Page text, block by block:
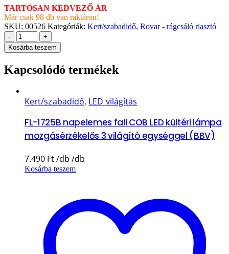
TARTÓSAN KEDVEZŐ ÁR
Már csak 98 db van raktáron!
SKU: 00526 Kategóriák: Kert/szabadidő, Rovar - rágcsáló riasztó
-
+
Kosárba teszem
Kapcsolódó termékek
Kert/szabadidő, LED világítás
FL-1725B napelemes fali COB LED kültéri lámpa
mozgásérzékelős 3 világító egységgel (BBV)
7.490 Ft
Kosárba teszem